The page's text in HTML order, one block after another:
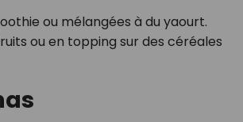
ou mélangées à du yaourt.
ou en topping sur des céréales